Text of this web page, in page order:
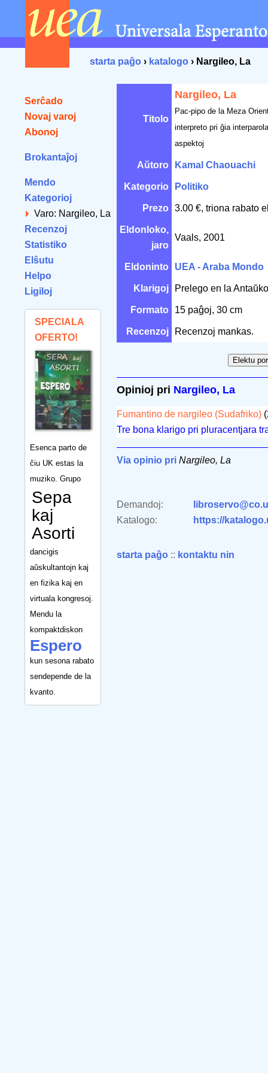
starta paĝo › katalogo › Nargileo, La
Serĉado
Novaj varoj
Abonoj
Brokantaĵoj
Mendo
Kategorioj
Varo: Nargileo, La
Recenzoj
Statistiko
Elŝutu
Helpo
Ligiloj
SPECIALA
OFERTO!
Esenca parto de
ĉiu UK estas la
muziko. Grupo
Sepa
kaj
Asorti
dancigis
aŭskultantojn kaj
en fizika kaj en
virtuala kongresoj.
Mendu la
kompaktdiskon
Espero
kun sesona rabato
sendepende de la
kvanto.
Titolo
Nargileo, La
Pac-pipo de la Meza
interpreto pri ĝia
aspektoj
Aŭtoro Kamal Chaouachi
Kategorio Politiko
Prezo 3.00 €, triona rabato
Eldonloko,
jaro
Vaals, 2001
Eldoninto UEA - Araba Mondo
Klarigoj Prelego en la
Formato 15 paĝoj, 30 cm
Recenzoj Recenzoj mankas.
Opinioj pri Nargileo, La
Fumantino de nargileo (Sudafriko)
Tre bona klarigo pri pluracentjara
Via opinio pri Nargileo, La
Demandoj:
Katalogo:
https://
starta paĝo :: kontaktu nin